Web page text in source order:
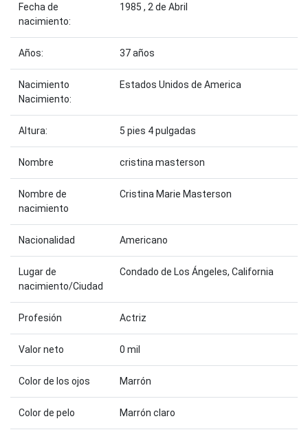
Fecha de
nacimiento:
1985 , 2 de Abril
Años: 37 años
Nacimiento
Nacimiento:
Estados Unidos de America
Altura: 5 pies 4 pulgadas
Nombre cristina masterson
Nombre de
nacimiento
Cristina Marie Masterson
Nacionalidad Americano
Lugar de
nacimiento/Ciudad
Condado de Los Ángeles, California
Profesión Actriz
Valor neto 0 mil
Color de los ojos Marrón
Color de pelo Marrón claro